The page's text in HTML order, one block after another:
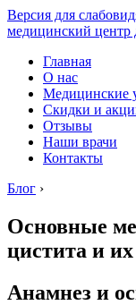
Версия для
медицинский центр
Главная
О нас
Медицинские
Скидки и
Отзывы
Наши врачи
Контакты
Блог ›
Основные
цистита и
Анамнез и